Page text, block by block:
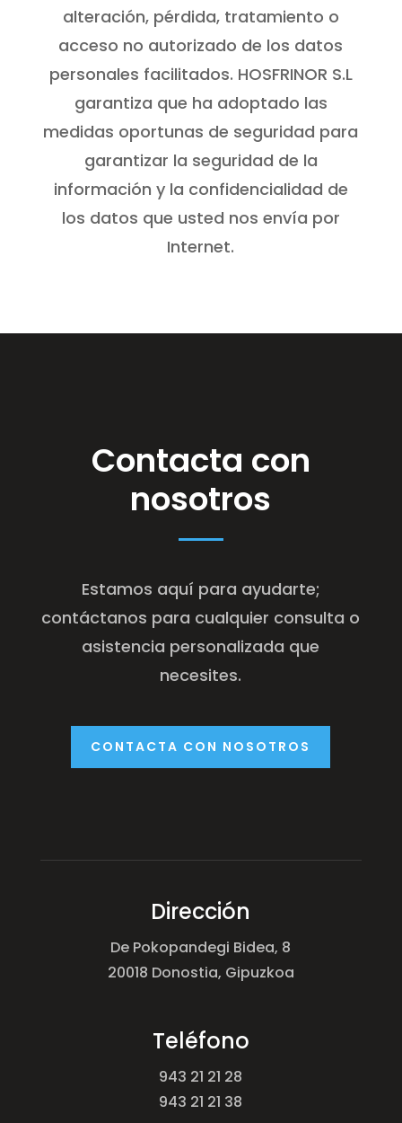
alteración, pérdida, tratamiento o
acceso no autorizado de los datos
personales facilitados. HOSFRINOR S.L
garantiza que ha adoptado las
medidas oportunas de seguridad para
garantizar la seguridad de la
información y la confidencialidad de
los datos que usted nos envía por
Internet.
Contacta con
nosotros
Estamos aquí para ayudarte;
contáctanos para cualquier consulta o
asistencia personalizada que
necesites.
CONTACTA CON NOSOTROS
Dirección
De Pokopandegi Bidea, 8
20018 Donostia, Gipuzkoa
Teléfono
943 21 21 28
943 21 21 38